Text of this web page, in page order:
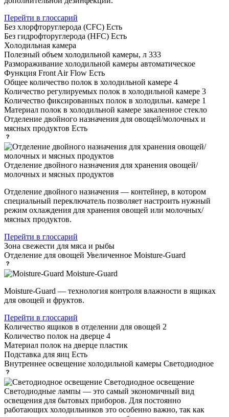
Перейти в глоссарий
Без хлорфторуглерода (CFC) Есть
Без гидрофторуглерода (HFC) Есть
Холодильная камера
Полезный объем холодильной камеры, л 333
Размораживание холодильной камеры автоматическое
Функция Front Air Flow Есть
Общее количество полок в холодильной камере 4
Количество регулируемых полок в холодильной камере 3
Количество фиксированных полок в холодильн. камере 1
Материал полок в холодильной камере закаленное стекло
Отделение двойного назначения для овощей/молочных и
мясных продуктов Есть
Отделение двойного назначения для хранения овощей/
молочных и мясных продуктов
Отделение двойного назначения — контейнер, в котором
специальный переключатель позволяет настроить нужный
режим охлаждения для хранения овощей или молочных/
мясных продуктов.
Перейти в глоссарий
Зона свежести для мяса и рыбы
Отделение для овощей Увеличенное Moisture-Guard
Moisture-Guard
Moisture-Guard — технология контроля влажности в ящиках
для овощей и фруктов.
Перейти в глоссарий
Количество ящиков в отделении для овощей 2
Количество полок на дверце 4
Материал полок на дверце пластик
Подставка для яиц Есть
Внутреннее освещение холодильной камеры Светодиодное
Светодиодное освещение
Светодиодные лампы — это самый экономичный вид
освещения для бытовых приборов. Для постоянно
работающих холодильников это особенно важно, так как